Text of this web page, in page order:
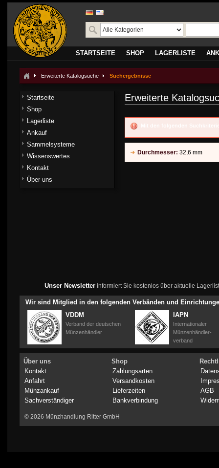
STARTSEITE SHOP LAGERLISTE
Erweiterte Katalogsuche Suchergebnisse
Erweiterte
Mit den folgenden
Durchmesser: 32,6 mm
Startseite
Shop
Lagerliste
Ankauf
Sammelsysteme
Wissenswertes
Kontakt
Über uns
Unser Newsletterinformiert Sie kostenlos über aktuelle
Wir sind Mitglied in den folgenden Verbänden und
VDDM
Verband der deutschen
Münzenhändler
IAPN
Internationaler
Münzenhändler-
verband
Über uns
Kontakt
Anfahrt
Münzankauf
Sachverständiger
Shop
Zahlungsarten
Versandkosten
Lieferzeiten
Bankverbindung
AGB
© 2026 Münzhandlung Ritter GmbH